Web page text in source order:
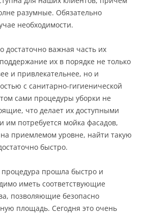
разумные. Обязательно
необходимости.
достаточно важная часть их
их в порядке не только
и привлекательнее, но и
с санитарно-гигиенической
сами процедуры уборки не
что делает их доступными
им потребуется мойка фасадов,
приемлемом уровне, найти такую
быстро.
процедура прошла быстро и
иметь соответствующие
позволяющие безопасно
площадь. Сегодня это очень